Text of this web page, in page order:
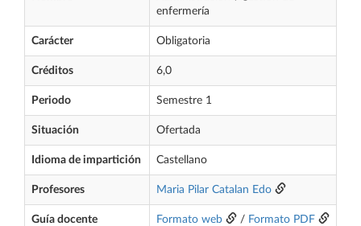
enfermería
Carácter Obligatoria
Créditos 6,0
Periodo Semestre 1
Situación Ofertada
Idioma de impartición Castellano
Profesores Maria Pilar Catalan Edo
Guía docente Formato web / Formato PDF